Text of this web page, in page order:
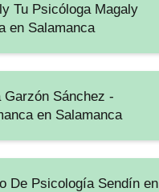
Tu Psicóloga Magaly
en Salamanca
Sánchez -
en Salamanca
De Psicología Sendín en